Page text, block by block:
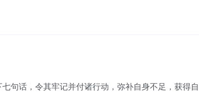
话，令其牢记并付诸行动，弥补自身不足，获得